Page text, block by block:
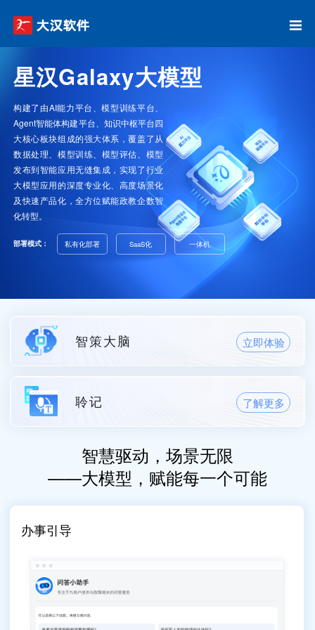
星汉Galaxy大模型
构建了由AI能力平台、模型训练平台、
Agent智能体构建平台、知识中枢平台四
大核心板块组成的强大体系，覆盖了从
数据处理、模型训练、模型评估、模型
发布到智能应用无缝集成，实现了行业
大模型应用的深度专业化、高度场景化
及快速产品化，全方位赋能政教企数智
化转型。
部署模式： 私有化部署 SaaS化 一体机
智策大脑 立即体验
聆记 了解更多
智慧驱动，场景无限
——大模型，赋能每一个可能
办事引导